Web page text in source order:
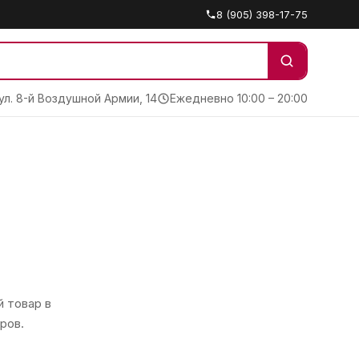
8 (905) 398-17-75
8-й Воздушной Армии, 14 Ежедневно 10:00 – 20:00
товар в